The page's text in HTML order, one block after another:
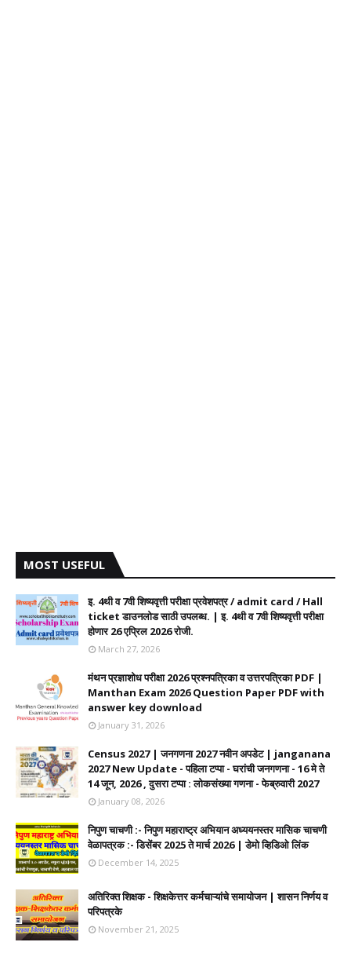
MOST USEFUL
इ. 4थी व 7वी शिष्यवृत्ती परीक्षा प्रवेशपत्र / admit card / Hall
ticket डाउनलोड साठी उपलब्ध. | इ. 4थी व 7वी शिष्यवृत्ती परीक्षा
होणार 26 एप्रिल 2026 रोजी.
March 27, 2026
मंथन प्रज्ञाशोध परीक्षा 2026 प्रश्नपत्रिका व उत्तरपत्रिका PDF |
Manthan Exam 2026 Question Paper PDF with
answer key download
January 31, 2026
Census 2027 | जनगणना 2027 नवीन अपडेट | janganana
2027 New Update - पहिला टप्पा - घरांची जनगणना - 16 मे ते
14 जून, 2026 , दुसरा टप्पा : लोकसंख्या गणना - फेब्रुवारी 2027
January 08, 2026
निपुण चाचणी :- निपुण महाराष्ट्र अभियान अध्ययनस्तर मासिक चाचणी
वेळापत्रक :- डिसेंबर 2025 ते मार्च 2026 | डेमो व्हिडिओ लिंक
December 14, 2025
अतिरिक्त शिक्षक - शिक्षकेत्तर कर्मचाऱ्यांचे समायोजन | शासन निर्णय व
परिपत्रके
November 21, 2025